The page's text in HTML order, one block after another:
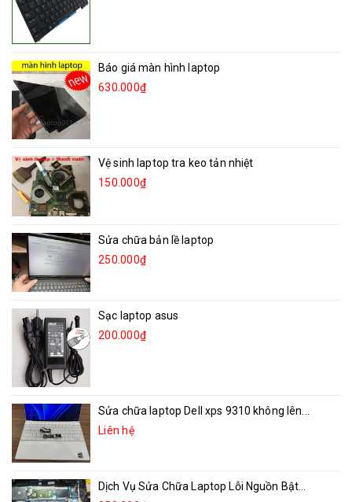
Báo giá màn hình laptop
630.000₫
Vệ sinh laptop tra keo tản nhiệt
150.000₫
Sửa chữa bản lề laptop
250.000₫
Sạc laptop asus
200.000₫
Sửa chữa laptop Dell xps 9310 không lên...
Liên hệ
Dịch Vụ Sửa Chữa Laptop Lỗi Nguồn Bật...